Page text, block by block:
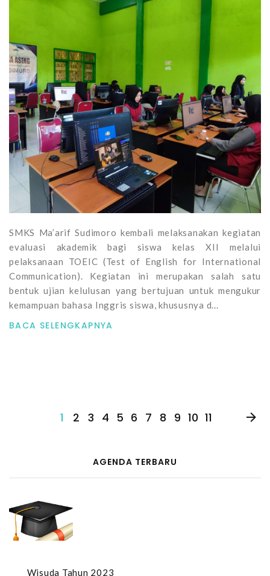
SMKS Ma’arif Sudimoro kembali melaksanakan kegiatan
evaluasi akademik bagi siswa kelas XII melalui
pelaksanaan TOEIC (Test of English for International
Communication). Kegiatan ini merupakan salah satu
bentuk ujian kelulusan yang bertujuan untuk mengukur
kemampuan bahasa Inggris siswa, khususnya d...
BACA SELENGKAPNYA
1 2 3 4 5 6 7 8 9 10 11
AGENDA TERBARU
Wisuda Tahun 2023